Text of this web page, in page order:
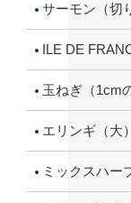
サーモン（切
ILE DE
玉ねぎ（1cm
エリンギ（大
ミックスハー